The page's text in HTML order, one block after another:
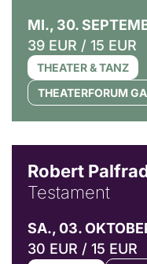
MI., 30.
39 EUR / 15 EUR
THEATER & TANZ
THEATERFORUM
Robert
Testament
SA., 03.
30 EUR / 15 EUR